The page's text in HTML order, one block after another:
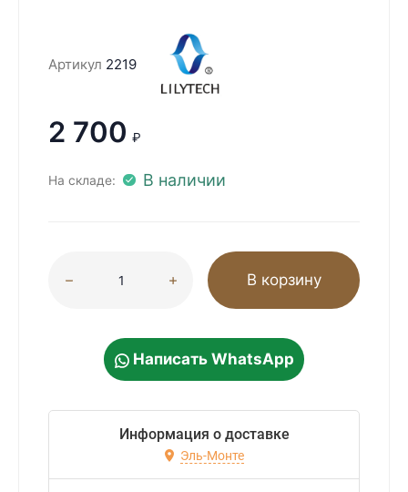
Артикул 2219
2 700 ₽
На складе: В наличии
В корзину
Написать WhatsApp
Информация о доставке
Эль-Монте